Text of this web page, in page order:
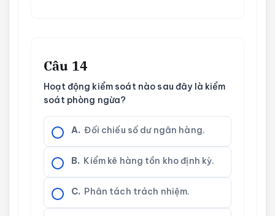
Câu 14
Hoạt động kiểm soát nào sau đây là kiểm
soát phòng ngừa?
A. Đối chiếu số dư ngân hàng.
B. Kiểm kê hàng tồn kho định kỳ.
C. Phân tách trách nhiệm.